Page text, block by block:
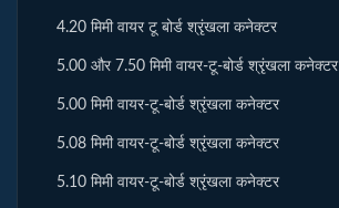
4.20 मिमी वायर टू बोर्ड श्रृंखला कनेक्टर
5.00 और 7.50 मिमी वायर-टू-बोर्ड श्रृंखला कनेक्टर
5.00 मिमी वायर-टू-बोर्ड श्रृंखला कनेक्टर
5.08 मिमी वायर-टू-बोर्ड श्रृंखला कनेक्टर
5.10 मिमी वायर-टू-बोर्ड श्रृंखला कनेक्टर